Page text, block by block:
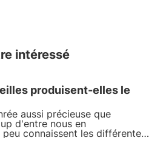
intéressé
produisent-elles le
aussi précieuse que
d'entre nous en
connaissent les différentes
a mené le beau pot rempli